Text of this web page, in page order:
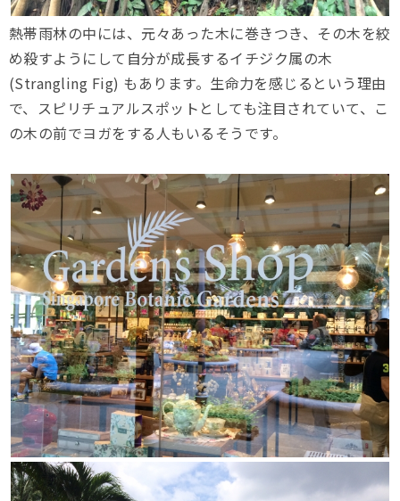
熱帯雨林の中には、元々あった木に巻きつき、その木を絞
め殺すようにして自分が成長するイチジク属の木
(Strangling Fig) もあります。生命力を感じるという理由
で、スピリチュアルスポットとしても注目されていて、こ
の木の前でヨガをする人もいるそうです。